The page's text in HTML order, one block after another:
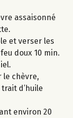
assaisonné
et verser les
doux 10 min.
le chèvre,
d’huile
environ 20